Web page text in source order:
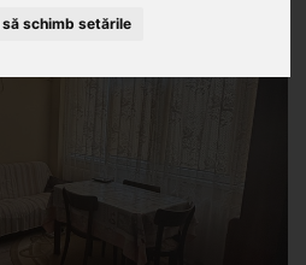
să schimb setările